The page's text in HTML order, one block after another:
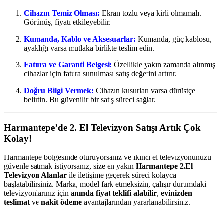
Cihazın Temiz Olması: Ekran tozlu veya kirli olmamalı.
Görünüş, fiyatı etkileyebilir.
Kumanda, Kablo ve Aksesuarlar: Kumanda, güç kablosu,
ayaklığı varsa mutlaka birlikte teslim edin.
Fatura ve Garanti Belgesi: Özellikle yakın zamanda alınmış
cihazlar için fatura sunulması satış değerini artırır.
Doğru Bilgi Vermek: Cihazın kusurları varsa dürüstçe
belirtin. Bu güvenilir bir satış süreci sağlar.
Harmantepe’de 2. El Televizyon Satışı Artık Çok
Kolay!
Harmantepe bölgesinde oturuyorsanız ve ikinci el televizyonunuzu
güvenle satmak istiyorsanız, size en yakın Harmantepe 2.El
Televizyon Alanlar ile iletişime geçerek süreci kolayca
başlatabilirsiniz. Marka, model fark etmeksizin, çalışır durumdaki
televizyonlarınız için anında fiyat teklifi alabilir, evinizden
teslimatve nakit ödeme avantajlarından yararlanabilirsiniz.